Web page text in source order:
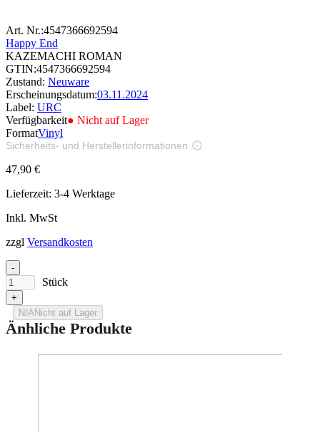
Art. Nr.:4547366692594
Happy End
KAZEMACHI ROMAN
GTIN:4547366692594
Zustand: Neuware
Erscheinungsdatum:03.11.2024
Label: URC
Verfügbarkeit● Nicht auf Lager
FormatVinyl
Sicherheits- und Herstellerinformationen
47,90 €
Lieferzeit: 3-4 Werktage
Inkl. MwSt
zzgl Versandkosten
-
Stück
+
N/ANicht auf Lager
Änhliche Produkte